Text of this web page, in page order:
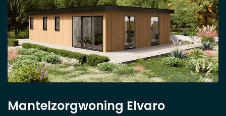
Mantelzorgwoning Elvaro